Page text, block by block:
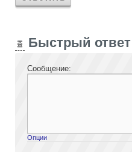
Быстрый ответ
Сообщение:
Опции